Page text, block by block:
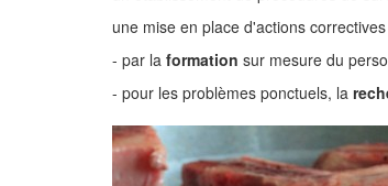
une mise en place d'actions correctives
- par la formation sur mesure du
- pour les problèmes ponctuels, la